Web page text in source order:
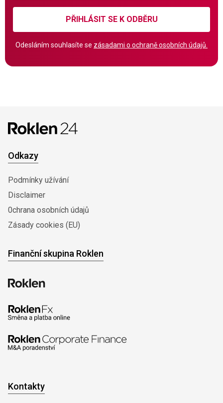
PŘIHLÁSIT SE K ODBĚRU
Odesláním souhlasíte se zásadami o ochraně osobních údajů.
Odkazy
Podmínky užívání
Disclaimer
0chrana osobních údajů
Zásady cookies (EU)
Finanční skupina Roklen
Kontakty